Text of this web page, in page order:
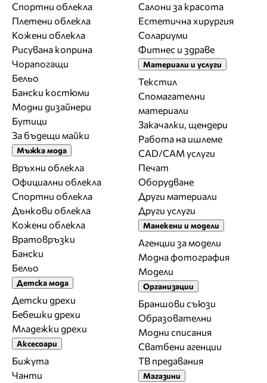
Спортни облекла
Плетени облекла
Кожени облекла
Рисувана коприна
Чорапогащи
Бельо
Бански костюми
Модни дизайнери
Бутици
За бъдещи майки
Мъжка мода
Връхни облекла
Официални облекла
Спортни облекла
Дънкови облекла
Кожени облекла
Вратовръзки
Бански
Бельо
Детска мода
Детски дрехи
Бебешки дрехи
Младежки дрехи
Аксесоари
Бижута
Чанти
Салони за красота
Естетична хирургия
Солариуми
Фитнес и здраве
Материали и услуги
Текстил
Спомагателни
материали
Закачалки, щендери
Работа на ишлеме
CAD/CAM услуги
Печат
Оборудване
Други материали
Други услуги
Манекени и модели
Агенции за модели
Модна фотография
Модели
Организации
Браншови съюзи
Образователни
Модни списания
Сватбени агенции
ТВ предавания
Магазини